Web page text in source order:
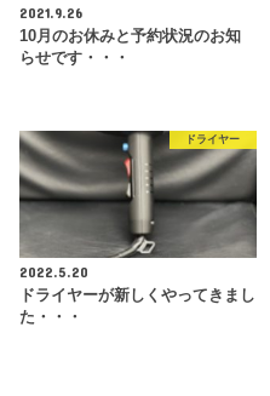
2021.9.26
10月のお休みと予約状況のお知
らせです・・・
ドライヤー
2022.5.20
ドライヤーが新しくやってきまし
た・・・